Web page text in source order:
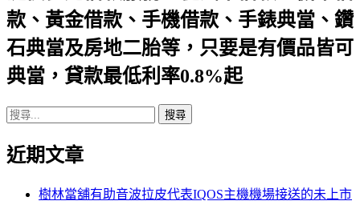
列
款、黃金借款、手機借款、手錶典當、鑽
石典當及房地二胎等，只要是有價品皆可
典當，貸款最低利率0.8%起
搜
關
近期文章
樹林當舖有助音波拉皮代表IQOS主機機場接送的未上市